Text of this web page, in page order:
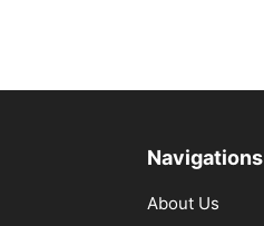
Navigations
About Us